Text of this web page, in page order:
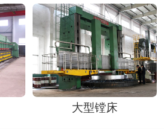
大型镗床